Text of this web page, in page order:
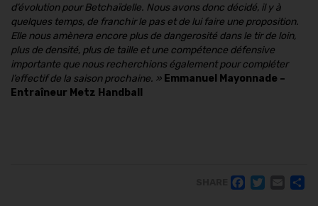
d’évolution pour Betchaïdelle. Nous avons donc décidé, il y à
quelques temps, de franchir le pas et de lui faire une proposition.
Elle nous amènera encore plus de dangerosité dans le tir de loin,
plus de densité, plus de taille et une compétence défensive
importante que nous recherchions également pour compléter
l’effectif de la saison prochaine. » Emmanuel Mayonnade –
Entraîneur Metz Handball